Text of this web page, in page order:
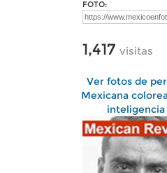
FOTO:
1,417 visitas
Ver fotos de
Mexicana